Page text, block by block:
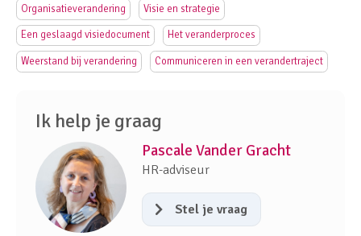
Organisatieverandering Visie en strategie
Een geslaagd visiedocument Het veranderproces
Weerstand bij verandering Communiceren in een verandertraject
Ik help je graag
Pascale Vander Gracht
HR-adviseur
Stel je vraag